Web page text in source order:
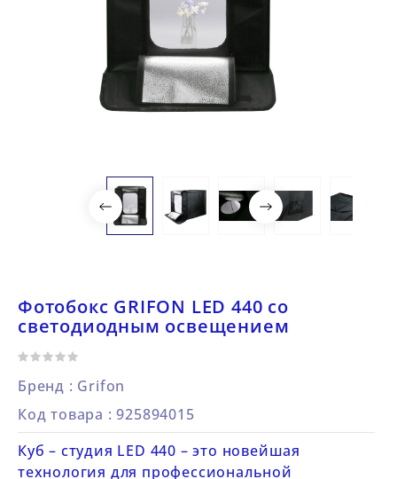
Фотобокс GRIFON LED 440 со
светодиодным освещением
Бренд : Grifon
Код товара : 925894015
Куб – студия LED 440 – это новейшая
технология для профессиональной